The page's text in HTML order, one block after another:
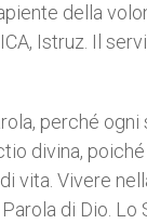
della
Istruz. Il
perché ogni
divina,
vita. Vivere
di Dio.